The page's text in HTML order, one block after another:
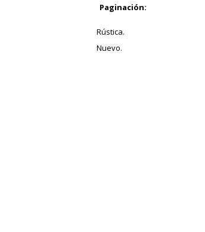
Paginación:
Rústica.
Nuevo.